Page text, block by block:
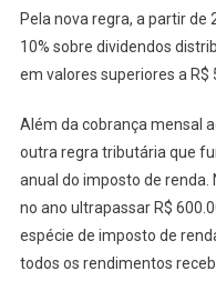
Pela nova regra, a partir de
10% sobre dividendos
em valores superiores a R$
Além da cobrança mensal
outra regra tributária que
anual do imposto de renda.
no ano ultrapassar R$
espécie de imposto de
todos os rendimentos